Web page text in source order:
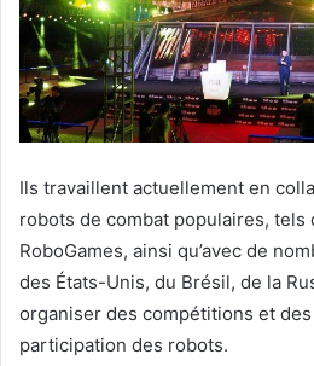
Ils travaillent actuellement en
robots de combat populaires, tels
RoboGames, ainsi qu’avec de
des États-Unis, du Brésil, de la
organiser des compétitions et
participation des robots.